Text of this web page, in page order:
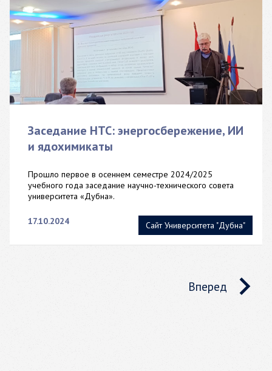
Сайт Университета "Дубна"
Заседание НТС: энергосбережение, ИИ
и ядохимикаты
Прошло первое в осеннем семестре 2024/2025
учебного года заседание научно-технического совета
университета «Дубна».
17.10.2024
Вперед